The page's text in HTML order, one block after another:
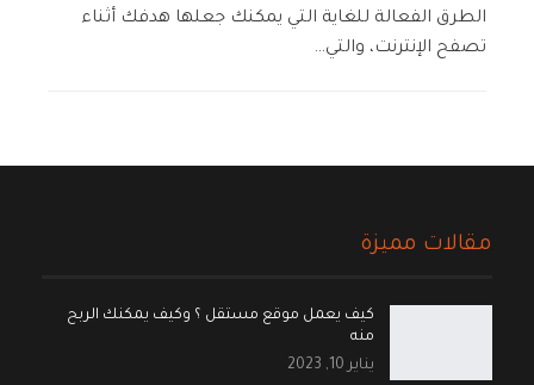
الطرق الفعالة للغاية التي يمكنك جعلها هدفك أثناء
تصفح الإنترنت، والتي…
مقالات مميزة
كيف يعمل موقع مستقل ؟ وكيف يمكنك الربح
منه
يناير 10, 2023